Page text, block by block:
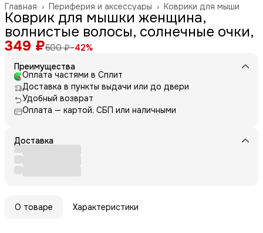
Коврики для мыши
Периферия и аксессуары ›
Главная ›
Коврик для мышки женщина,
волнистые волосы, солнечные очки,
349 ₽600 ₽−42%
Преимущества
Оплата частями в Сплит
Доставка в пункты выдачи или до двери
Удобный возврат
Оплата — картой, СБП или наличными
Доставка
О товаре Характеристики